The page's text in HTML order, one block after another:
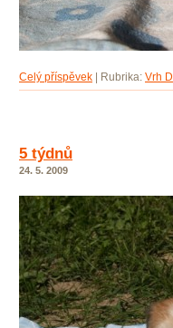
Celý příspěvek Rubrika: Vrh D
5 týdnů
24. 5. 2009